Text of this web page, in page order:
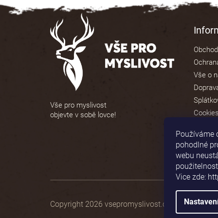
Používáme
pohodlné
webu
Vice zde:
Vše pro myslivost
objevte v sobě lovce!
Vše o
Cookies
Copyright 2026 vsepromyslivost.cz . Všechna